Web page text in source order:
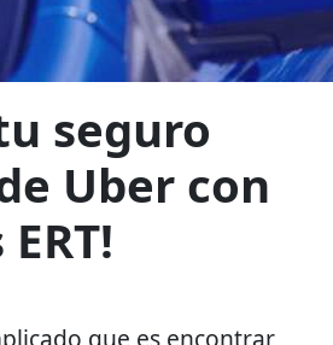
seguro
Uber con
que es encontrar